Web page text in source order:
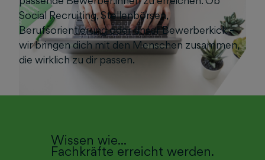
Social Recruiting, Stellenbörsen,
Berufsorientierung oder unser Bewerberkick –
wir bringen dich mit den Menschen zusammen,
die wirklich zu dir passen.
Wissen wie...
Fachkräfte erreicht werden.